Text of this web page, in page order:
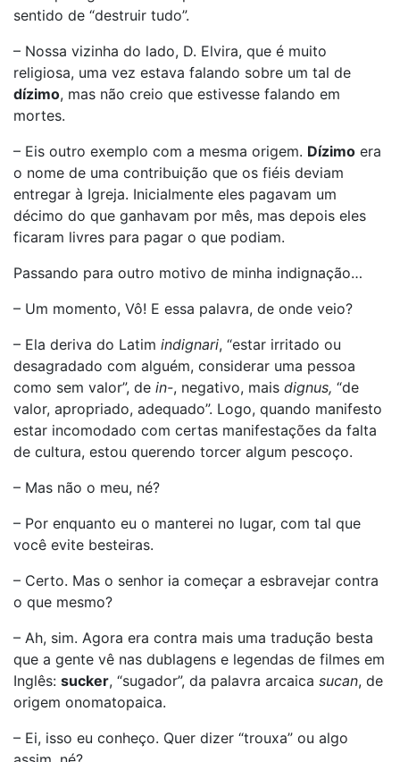
sentido de “destruir tudo”.
– Nossa vizinha do lado, D. Elvira, que é muito
religiosa, uma vez estava falando sobre um tal de
dízimo, mas não creio que estivesse falando em
mortes.
– Eis outro exemplo com a mesma origem. Dízimo era
o nome de uma contribuição que os fiéis deviam
entregar à Igreja. Inicialmente eles pagavam um
décimo do que ganhavam por mês, mas depois eles
ficaram livres para pagar o que podiam.
Passando para outro motivo de minha indignação…
– Um momento, Vô! E essa palavra, de onde veio?
– Ela deriva do Latim indignari, “estar irritado ou
desagradado com alguém, considerar uma pessoa
como sem valor”, de in-, negativo, mais dignus, “de
valor, apropriado, adequado”. Logo, quando manifesto
estar incomodado com certas manifestações da falta
de cultura, estou querendo torcer algum pescoço.
– Mas não o meu, né?
– Por enquanto eu o manterei no lugar, com tal que
você evite besteiras.
– Certo. Mas o senhor ia começar a esbravejar contra
o que mesmo?
– Ah, sim. Agora era contra mais uma tradução besta
que a gente vê nas dublagens e legendas de filmes em
Inglês: sucker, “sugador”, da palavra arcaica sucan, de
origem onomatopaica.
– Ei, isso eu conheço. Quer dizer “trouxa” ou algo